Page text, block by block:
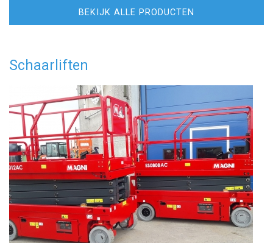
BEKIJK ALLE PRODUCTEN
Schaarliften